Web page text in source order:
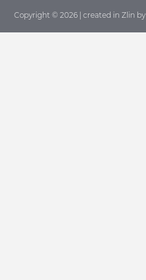
Copyright © 2026 | created in Zlin by